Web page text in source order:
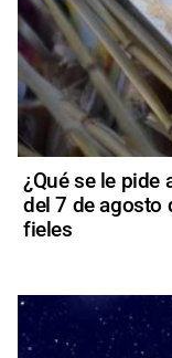
¿Qué se le pide
del 7 de agosto
fieles